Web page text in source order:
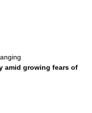
amid growing fears of